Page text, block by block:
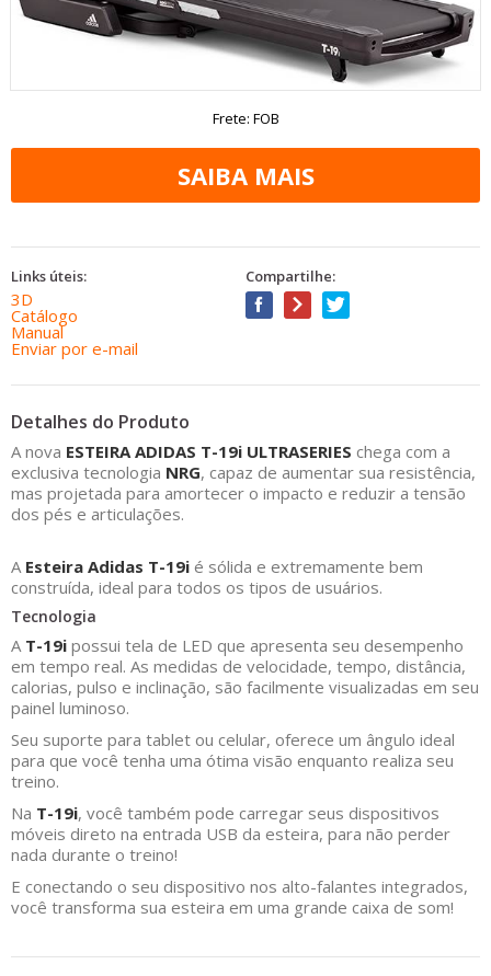
Frete: FOB
Links úteis:
3D
Catálogo
Manual
Enviar por e-mail
Compartilhe:
Detalhes do Produto
A nova ESTEIRA ADIDAS T-19i ULTRASERIES chega com a
exclusiva tecnologia NRG, capaz de aumentar sua resistência,
mas projetada para amortecer o impacto e reduzir a tensão
dos pés e articulações.
A Esteira Adidas T-19i é sólida e extremamente bem
construída, ideal para todos os tipos de usuários.
Tecnologia
A T-19i possui tela de LED que apresenta seu desempenho
em tempo real. As medidas de velocidade, tempo, distância,
calorias, pulso e inclinação, são facilmente visualizadas em seu
painel luminoso.
Seu suporte para tablet ou celular, oferece um ângulo ideal
para que você tenha uma ótima visão enquanto realiza seu
treino.
Na T-19i, você também pode carregar seus dispositivos
móveis direto na entrada USB da esteira, para não perder
nada durante o treino!
E conectando o seu dispositivo nos alto-falantes integrados,
você transforma sua esteira em uma grande caixa de som!